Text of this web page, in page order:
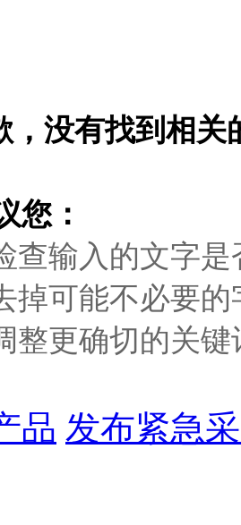
，没有找到相关
您：
查输入的文字是
掉可能不必要
整更确切的关
品 发布紧急